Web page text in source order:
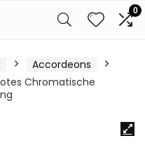
0
Accordeons
Chromatische